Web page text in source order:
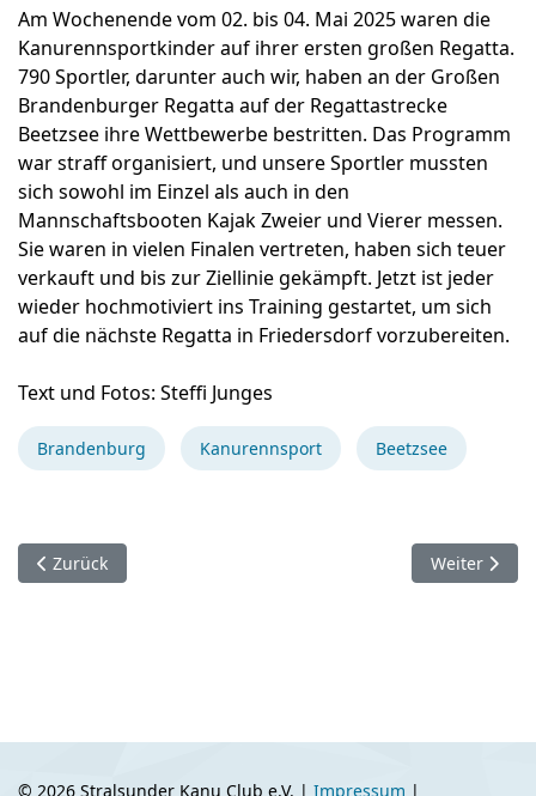
Am Wochenende vom 02. bis 04. Mai 2025 waren die
Kanurennsportkinder auf ihrer ersten großen Regatta.
790 Sportler, darunter auch wir, haben an der Großen
Brandenburger Regatta auf der Regattastrecke
Beetzsee ihre Wettbewerbe bestritten. Das Programm
war straff organisiert, und unsere Sportler mussten
sich sowohl im Einzel als auch in den
Mannschaftsbooten Kajak Zweier und Vierer messen.
Sie waren in vielen Finalen vertreten, haben sich teuer
verkauft und bis zur Ziellinie gekämpft. Jetzt ist jeder
wieder hochmotiviert ins Training gestartet, um sich
auf die nächste Regatta in Friedersdorf vorzubereiten.
Text und Fotos: Steffi Junges
Brandenburg Kanurennsport Beetzsee
Vorheriger Beitrag: Sportfest Kupfermühle
Zurück Nächster
Weiter
© 2026 Stralsunder Kanu Club e.V. | Impressum |